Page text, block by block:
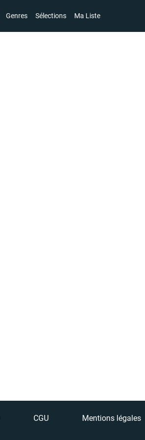
Genres Sélections Ma Liste
CGU Mentions légales